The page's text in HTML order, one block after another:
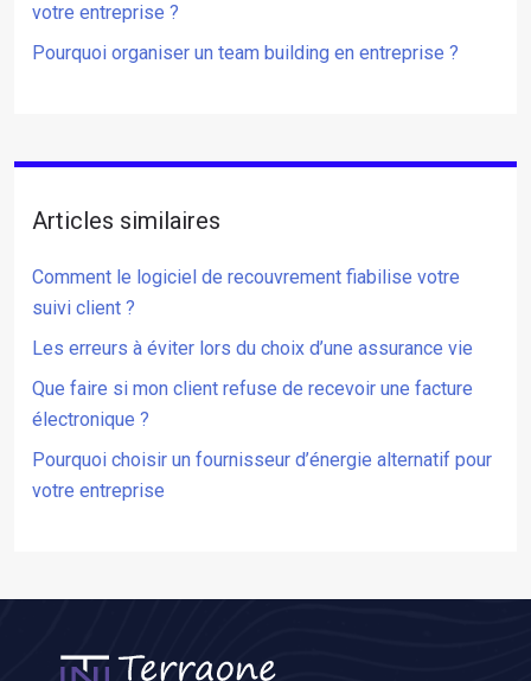
votre entreprise ?
Pourquoi organiser un team building en entreprise ?
Articles similaires
Comment le logiciel de recouvrement fiabilise votre
suivi client ?
Les erreurs à éviter lors du choix d’une assurance vie
Que faire si mon client refuse de recevoir une facture
électronique ?
Pourquoi choisir un fournisseur d’énergie alternatif pour
votre entreprise